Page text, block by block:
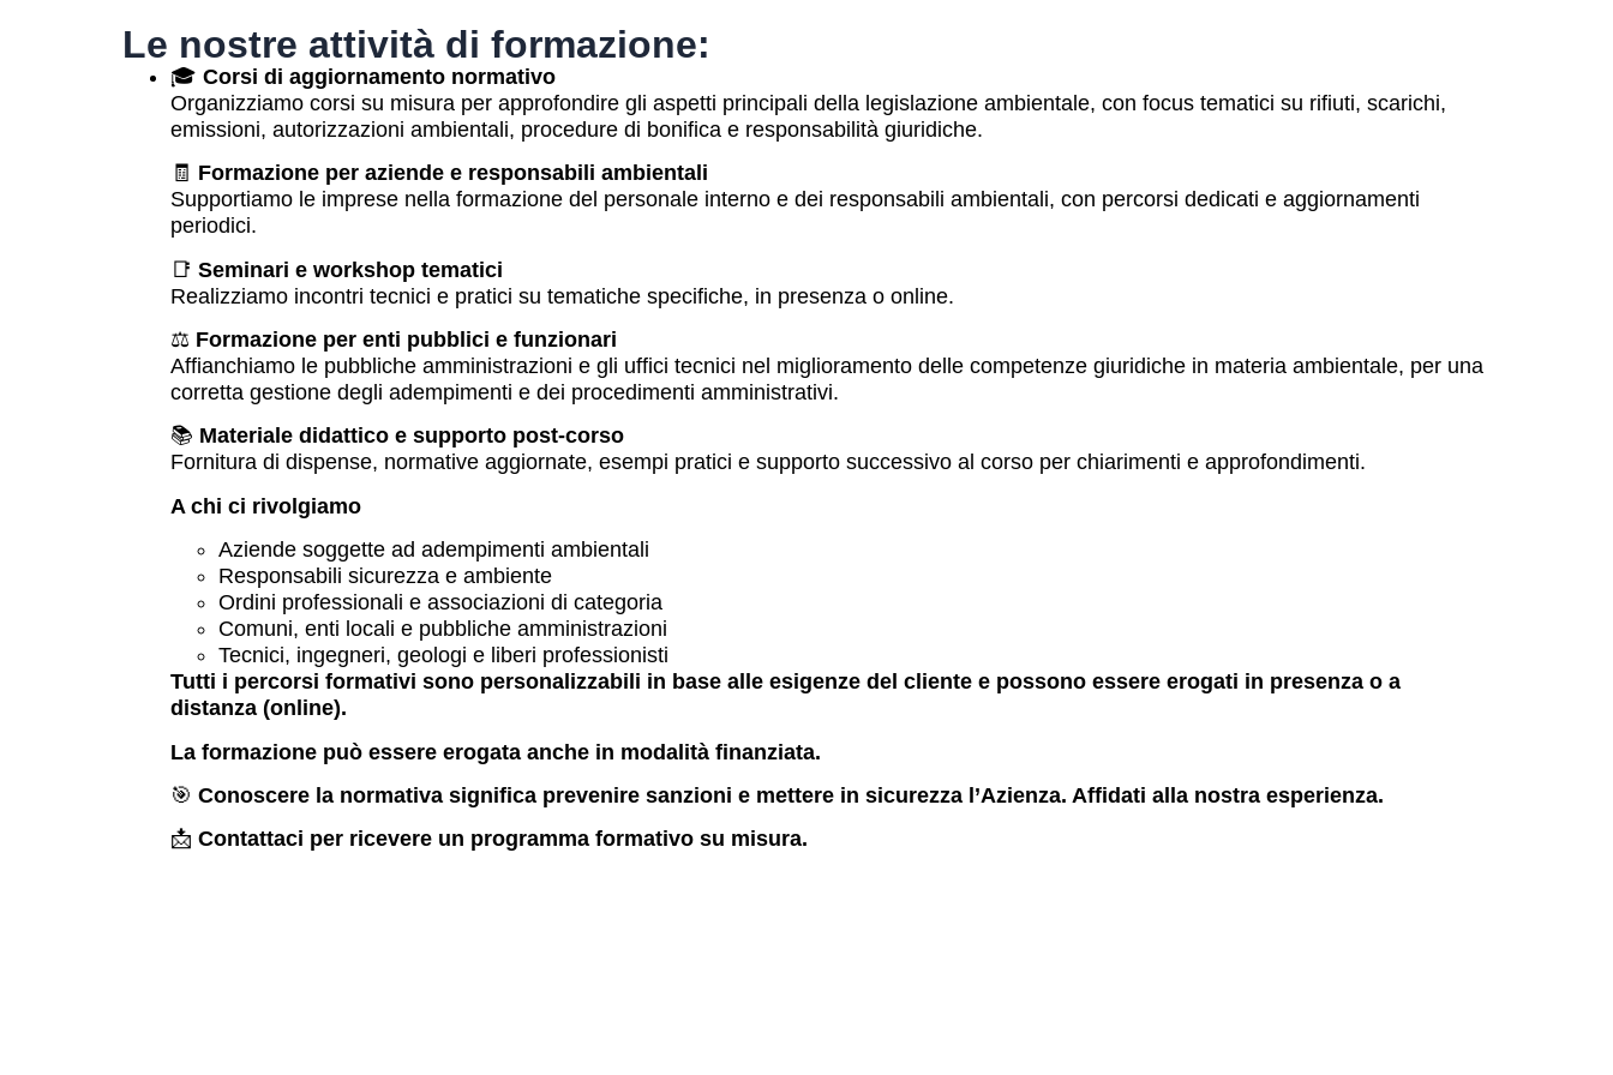
Le nostre attività di formazione:
🎓 Corsi di aggiornamento normativo
Organizziamo corsi su misura per approfondire gli aspetti principali della legislazione ambientale, con focus tematici su rifiuti, scarichi,
emissioni, autorizzazioni ambientali, procedure di bonifica e responsabilità giuridiche.
🧾 Formazione per aziende e responsabili ambientali
Supportiamo le imprese nella formazione del personale interno e dei responsabili ambientali, con percorsi dedicati e aggiornamenti
periodici.
📑 Seminari e workshop tematici
Realizziamo incontri tecnici e pratici su tematiche specifiche, in presenza o online.
⚖️ Formazione per enti pubblici e funzionari
Affianchiamo le pubbliche amministrazioni e gli uffici tecnici nel miglioramento delle competenze giuridiche in materia ambientale, per una
corretta gestione degli adempimenti e dei procedimenti amministrativi.
📚 Materiale didattico e supporto post-corso
Fornitura di dispense, normative aggiornate, esempi pratici e supporto successivo al corso per chiarimenti e approfondimenti.
A chi ci rivolgiamo
Aziende soggette ad adempimenti ambientali
Responsabili sicurezza e ambiente
Ordini professionali e associazioni di categoria
Comuni, enti locali e pubbliche amministrazioni
Tecnici, ingegneri, geologi e liberi professionisti
Tutti i percorsi formativi sono personalizzabili in base alle esigenze del cliente e possono essere erogati in presenza o a
distanza (online).
La formazione può essere erogata anche in modalità finanziata.
🎯 Conoscere la normativa significa prevenire sanzioni e mettere in sicurezza l’Azienza. Affidati alla nostra esperienza.
📩 Contattaci per ricevere un programma formativo su misura.